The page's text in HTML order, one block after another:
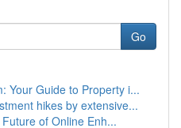
Go
Your Guide to Property i...
hikes by extensive...
of Online Enh...